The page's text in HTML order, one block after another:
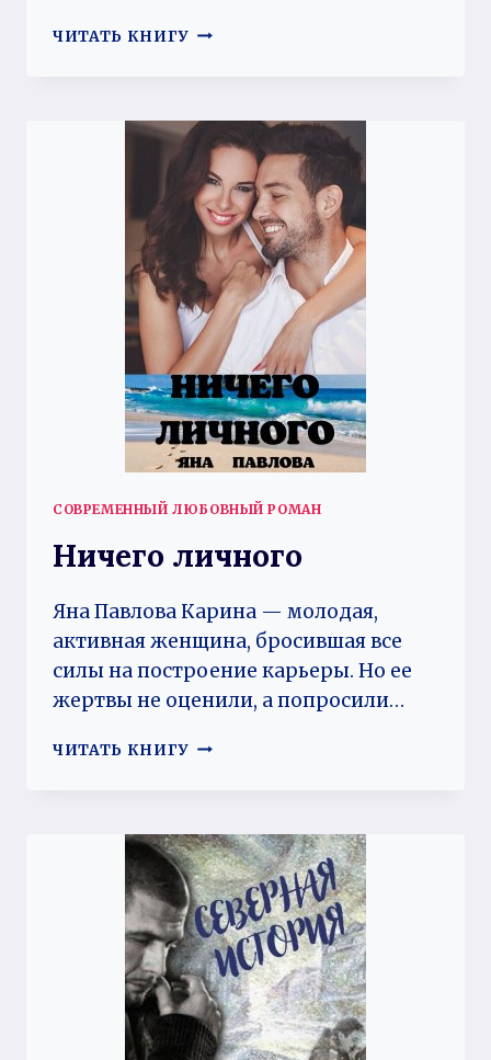
ЧИТАТЬ КНИГУ ПРЯМОЕ
СОВРЕМЕННЫЙ ЛЮБОВНЫЙ РОМАН
Ничего личного
Яна Павлова Карина — молодая,
активная женщина, бросившая все
силы на построение карьеры. Но ее
жертвы не оценили, а попросили…
ЧИТАТЬ КНИГУ НИЧЕГО